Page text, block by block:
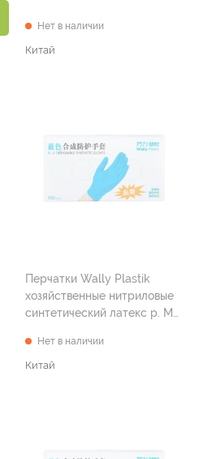
Нет в наличии
Китай
Перчатки Wally Plastik
хозяйственные нитриловые
синтетический латекс р. М
Нет в наличии
Китай